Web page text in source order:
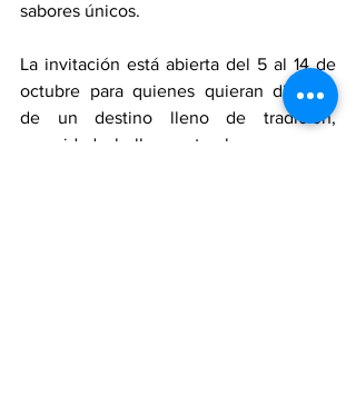
sabores únicos.
La invitación está abierta del 5 al 14 de
octubre para quienes quieran disfrutar
de un destino lleno de tradición,
seguridad y belleza natural.